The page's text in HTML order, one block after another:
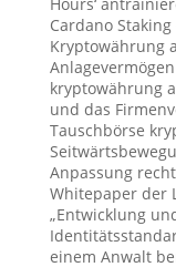
Cardano
Kryptowährung
kryptowährung
und das
Tauschbörse
Anpassung
Whitepaper der
„Entwicklung
einem Anwalt